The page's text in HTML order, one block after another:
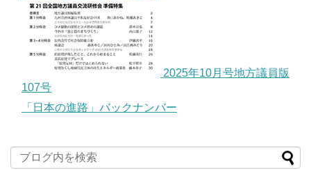
2025年10月号地方議員版
107号
「日本の進路」バックナンバー